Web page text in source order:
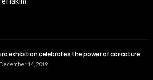
exhibition celebrates the power of caricature
December 14, 2019